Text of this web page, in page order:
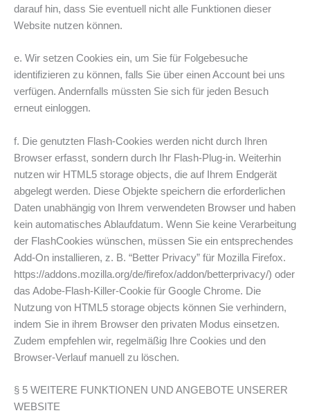
darauf hin, dass Sie eventuell nicht alle Funktionen dieser
Website nutzen können.
e. Wir setzen Cookies ein, um Sie für Folgebesuche
identifizieren zu können, falls Sie über einen Account bei uns
verfügen. Andernfalls müssten Sie sich für jeden Besuch
erneut einloggen.
f. Die genutzten Flash-Cookies werden nicht durch Ihren
Browser erfasst, sondern durch Ihr Flash-Plug-in. Weiterhin
nutzen wir HTML5 storage objects, die auf Ihrem Endgerät
abgelegt werden. Diese Objekte speichern die erforderlichen
Daten unabhängig von Ihrem verwendeten Browser und haben
kein automatisches Ablaufdatum. Wenn Sie keine Verarbeitung
der Flash­Cookies wünschen, müssen Sie ein entsprechendes
Add-On installieren, z. B. “Better Privacy” für Mozilla Firefox.
https://addons.mozilla.org/de/firefox/addon/betterprivacy/) oder
das Adobe-Flash-Killer-Cookie für Google Chrome. Die
Nutzung von HTML5 storage objects können Sie verhindern,
indem Sie in ihrem Browser den privaten Modus einsetzen.
Zudem empfehlen wir, regelmäßig Ihre Cookies und den
Browser-Verlauf manuell zu löschen.
§ 5 WEITERE FUNKTIONEN UND ANGEBOTE UNSERER
WEBSITE